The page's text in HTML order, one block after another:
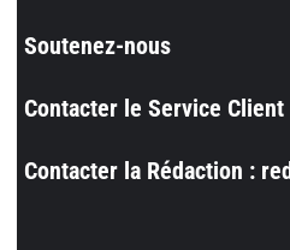
Soutenez-nous
Contacter le Service Client
Contacter la Rédaction :